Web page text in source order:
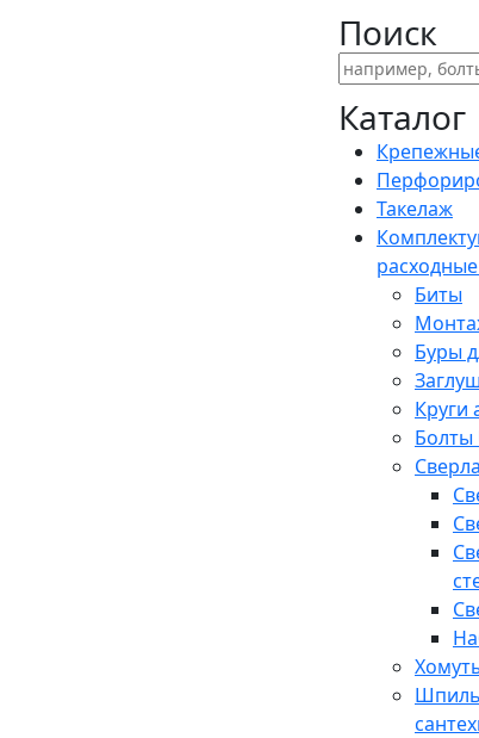
Поиск
Каталог
Такелаж
Биты
Буры
Круги
Болты
Сверла